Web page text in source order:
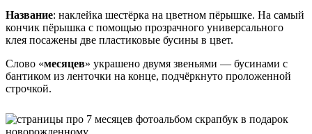
Название: наклейка шестёрка на цветном пёрышке. На самый
кончик пёрышка с помощью прозрачного универсального
клея посажены две пластиковые бусины в цвет.
Слово «месяцев» украшено двумя звеньями — бусинами с
бантиком из ленточки на конце, подчёркнуто проложенной
строчкой.